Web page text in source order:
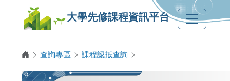
大學先修課程資訊平台
查詢專區 課程認抵查詢